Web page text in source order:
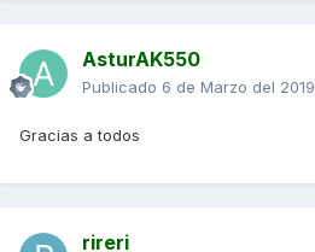
AsturAK550
Publicado 6 de Marzo del 2019
Gracias a todos
rireri